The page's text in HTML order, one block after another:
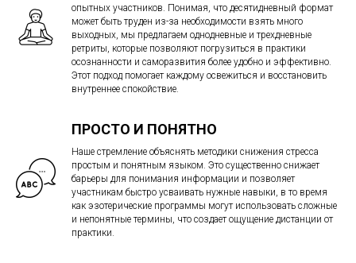
опытных участников. Понимая, что десятидневный формат
может быть труден из-за необходимости взять много
выходных, мы предлагаем однодневные и трехдневные
ретриты, которые позволяют погрузиться в практики
осознанности и саморазвития более удобно и эффективно.
Этот подход помогает каждому освежиться и восстановить
внутреннее спокойствие.
ПРОСТО И ПОНЯТНО
Наше стремление объяснять методики снижения стресса
простым и понятным языком. Это существенно снижает
барьеры для понимания информации и позволяет
участникам быстро усваивать нужные навыки, в то время
как эзотерические программы могут использовать сложные
и непонятные термины, что создает ощущение дистанции от
практики.